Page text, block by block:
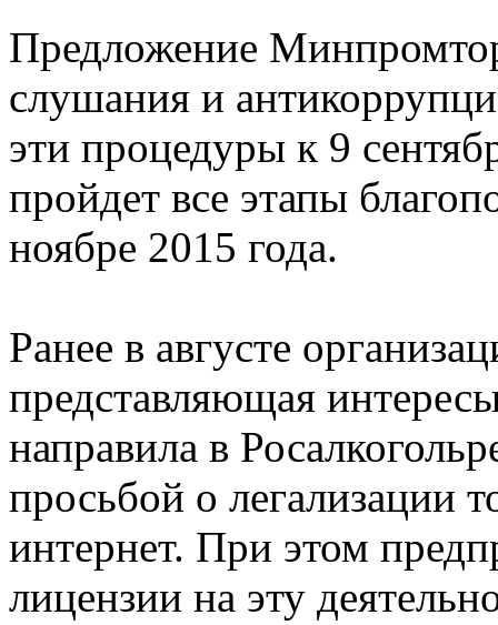
Предложение
слушания и
эти процедуры к 9
пройдет все этапы
ноябре 2015 года.
Ранее в августе
представляющая
направила в
просьбой о легализации
интернет. При этом
лицензии на эту